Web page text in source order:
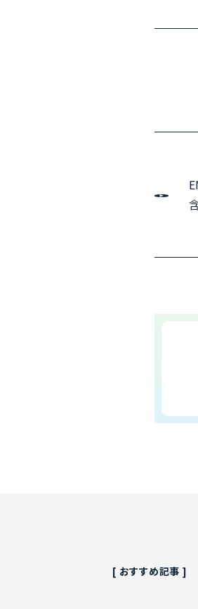
[ おすすめ記事 ]